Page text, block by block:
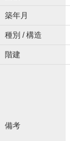
築年月
種別 / 構造
階建
備考